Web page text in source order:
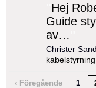
Hej
Guide
av…
Christer
‹ Föregående 1